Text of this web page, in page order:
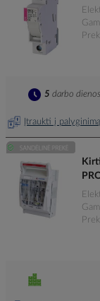
Įtraukti į palyginimą
5 darbo